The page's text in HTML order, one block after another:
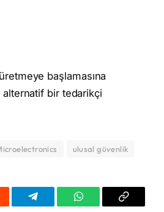
başlamasına
alternatif bir tedarikçi
ulusal güvenlik
Telegram WhatsAppBağlantıyı